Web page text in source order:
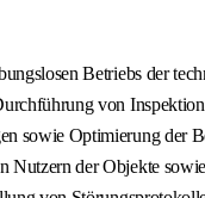
Betriebs der
von
sowie Optimierung der
Nutzern der Objekte